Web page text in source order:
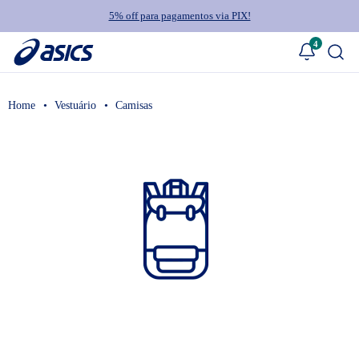
5% off para pagamentos via PIX!
4
Vestuário Camisas